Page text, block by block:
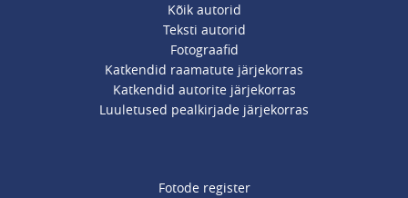
Kõik autorid
Teksti autorid
Fotograafid
Katkendid raamatute järjekorras
Katkendid autorite järjekorras
Luuletused pealkirjade järjekorras
Fotode register